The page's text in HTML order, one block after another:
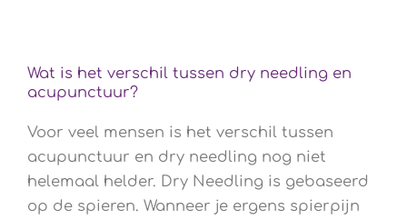
Wat is het verschil tussen dry needling en
acupunctuur?
Voor veel mensen is het verschil tussen
acupunctuur en dry needling nog niet
helemaal helder. Dry Needling is gebaseerd
op de spieren. Wanneer je ergens spierpijn